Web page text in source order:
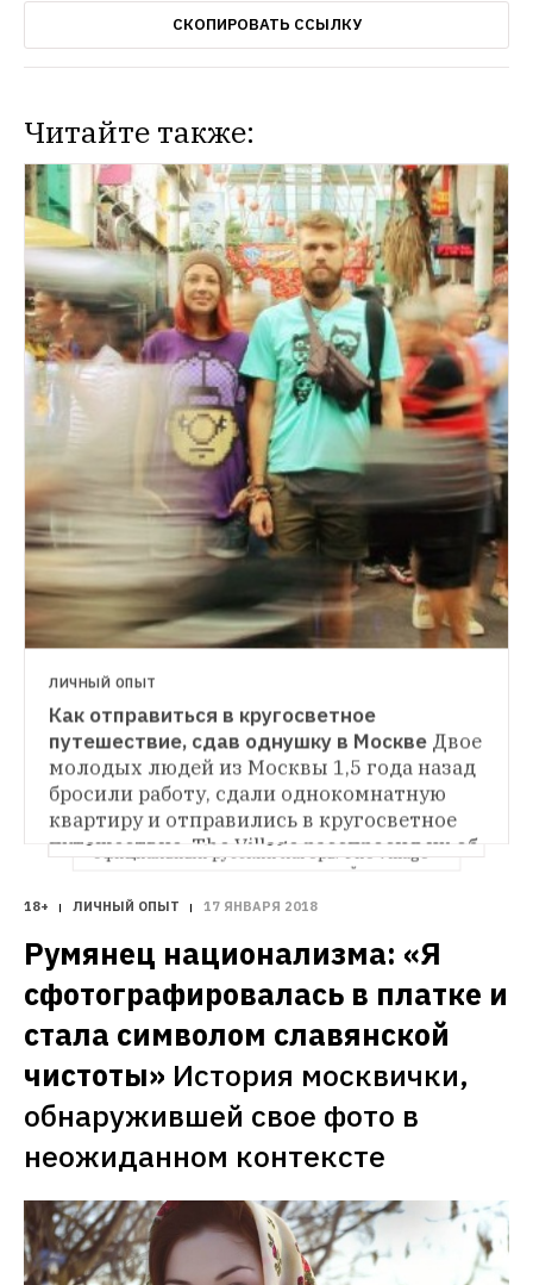
СКОПИРОВАТЬ ССЫЛКУ
Читайте также:
ЛИЧНЫЙ ОПЫТ
Как разбить русский лагерь в
американской пустыне В этом году на
фестивале Burning Man в пустыне
посреди штата Невада появился
официальный русский лагерь. The Village
узнал, как там провели олимпийское
шествие и перформанс #ОккупайАбай
ЛИЧНЫЙ ОПЫТ
Как чиновник променял госслужбу
на деревню для аутистов Год назад семья
Волфсон переехала из Мельбурна в глухую
норвежскую деревню, где живут
и работают люди с нарушением
интеллектуального или психического
сделали
ЛИЧНЫЙ ОПЫТ
Как отправиться в кругосветное
путешествие, сдав однушку в Москве Двое
молодых людей из Москвы 1,5 года назад
бросили работу, сдали однокомнатную
квартиру и отправились в кругосветное
путешествие. The Village расспросил их об
исполнении мечты, страхах и реальности
18+ ЛИЧНЫЙ ОПЫТ 17 ЯНВАРЯ 2018
Румянец национализма: «Я
сфотографировалась в платке и
стала символом славянской
чистоты» История москвички,
обнаружившей свое фото в
неожиданном контексте